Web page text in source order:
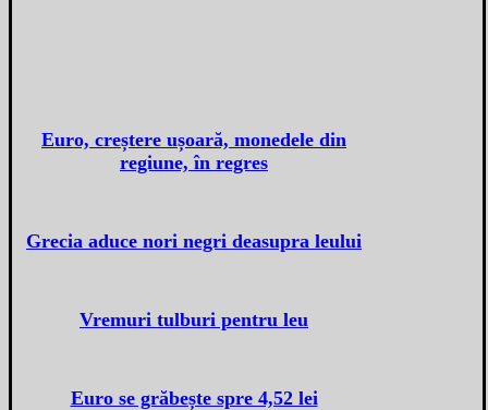
Euro, creștere ușoară, monedele din
regiune, în regres
Grecia aduce nori negri deasupra leului
Vremuri tulburi pentru leu
Euro se grăbește spre 4,52 lei